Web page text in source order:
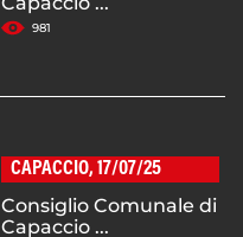
981
CAPACCIO, 17/07/25
Consiglio Comunale di
Capaccio ...